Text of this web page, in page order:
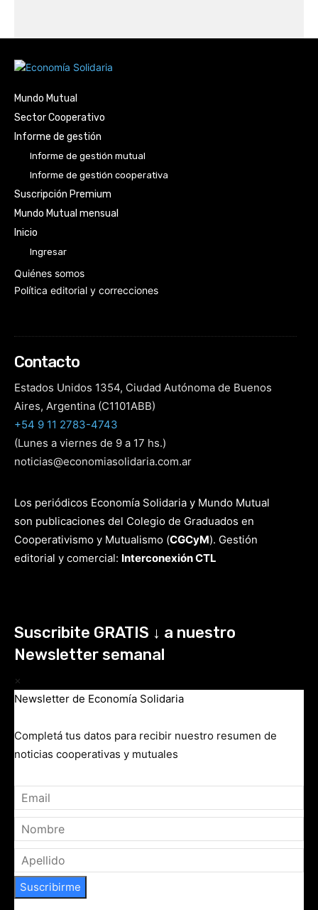
Mundo Mutual
Sector Cooperativo
Informe de gestión
Informe de gestión mutual
Informe de gestión cooperativa
Suscripción Premium
Mundo Mutual mensual
Inicio
Ingresar
Quiénes somos
Política editorial y correcciones
Contacto
Estados Unidos 1354, Ciudad Autónoma de Buenos
Aires, Argentina (C1101ABB)
+54 9 11 2783-4743
(Lunes a viernes de 9 a 17 hs.)
noticias@economiasolidaria.com.ar
Los periódicos Economía Solidaria y Mundo Mutual
son publicaciones del Colegio de Graduados en
Cooperativismo y Mutualismo (CGCyM). Gestión
editorial y comercial: Interconexión CTL
Suscribite GRATIS ↓ a nuestro
Newsletter semanal
×
Newsletter de Economía Solidaria
Completá tus datos para recibir nuestro resumen de
noticias cooperativas y mutuales
Suscribirme